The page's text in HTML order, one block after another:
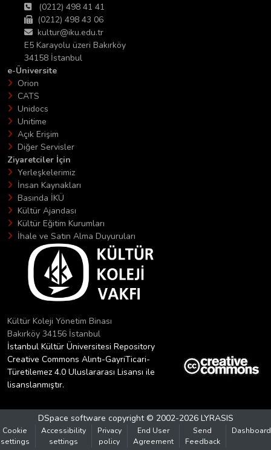
(0212) 498 41 41
(0212) 498 43 06
kultur@iku.edu.tr
E5 Karayolu üzeri Bakırköy
34158 İstanbul
e-Üniversite
Orion
CATS
Unidocs
Unitime
Açık Erişim
Diğer Servisler
Ziyaretciler İçin
Yerleşkelerimiz
İnsan Kaynakları
Basında İKÜ
Kültür Ajandası
Kültür Eğitim Kurumları
İhale ve Satın Alma Duyuruları
Kültür Koleji Yönetim Binası
Bakırköy 34156 İstanbul
İstanbul Kültür Üniversitesi Repository
Creative Commons Alıntı-GayriTicari-
Türetilemez 4.0 Uluslararası Lisansı ile
lisanslanmıştır.
DSpace software copyright © 2002-2026 LYRASIS
Cookie
settings
Accessibility
settings
Privacy
policy
End User
Agreement
Send
Feedback
Dashboard